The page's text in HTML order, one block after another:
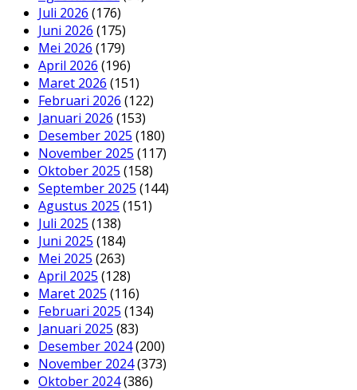
Juli 2026 (176)
Juni 2026 (175)
Mei 2026 (179)
April 2026 (196)
Maret 2026 (151)
Februari 2026 (122)
Januari 2026 (153)
Desember 2025 (180)
November 2025 (117)
Oktober 2025 (158)
September 2025 (144)
Agustus 2025 (151)
Juli 2025 (138)
Juni 2025 (184)
Mei 2025 (263)
April 2025 (128)
Maret 2025 (116)
Februari 2025 (134)
Januari 2025 (83)
Desember 2024(200)
November 2024(373)
Oktober 2024(386)